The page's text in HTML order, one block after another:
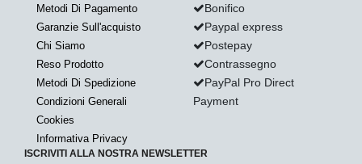
Metodi Di Pagamento
Garanzie Sull'acquisto
Chi Siamo
Reso Prodotto
Metodi Di Spedizione
Condizioni Generali
Cookies
Informativa Privacy
Bonifico
Paypal express
Postepay
Contrassegno
PayPal Pro Direct
Payment
ISCRIVITI ALLA NOSTRA NEWSLETTER